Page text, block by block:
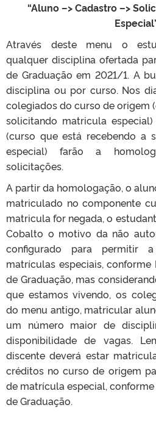
“Aluno –> Cadastro –>
Através deste menu o
qualquer disciplina ofertada
de Graduação em 2021/1. A
disciplina ou por curso. Nos
colegiados do curso de origem
solicitando matricula
(curso que está recebendo a
especial) farão a
solicitações.
A partir da homologação, o
matriculado no componente
matricula for negada, o
Cobalto o motivo da não
configurado para permitir
matrículas especiais,
de Graduação, mas
que estamos vivendo, os
do menu antigo, matricular
um número maior de
disponibilidade de vagas.
discente deverá estar
créditos no curso de origem
de matrícula especial,
de Graduação.